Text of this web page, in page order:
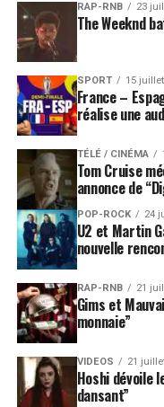
RAP-RNB 23
The Weeknd
SPORT 15
France –
réalise une
TÉLÉ / CINÉMA
Tom Cruise
annonce de
POP-ROCK 24
U2 et Martin
nouvelle
RAP-RNB 21
Gims et
monnaie”
VIDEOS 21
Hoshi dévoile
dansant”